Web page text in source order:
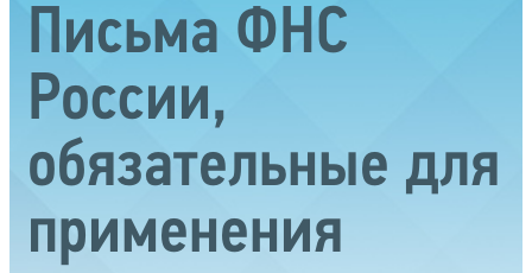
Письма ФНС
России,
обязательные для
применения